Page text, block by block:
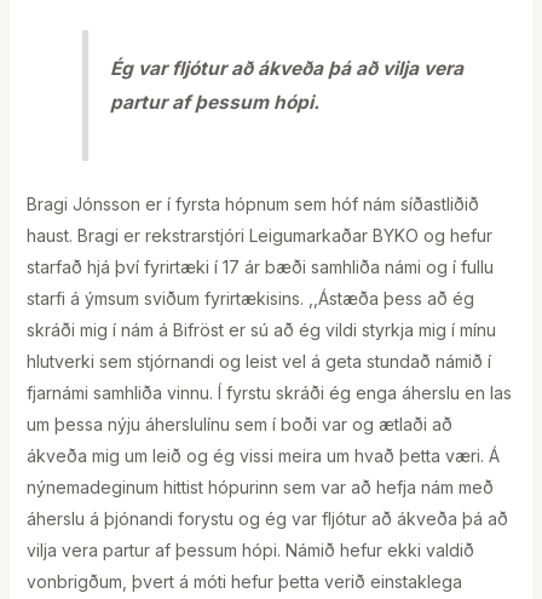
Ég var fljótur að ákveða þá að vilja vera
partur af þessum hópi.
Bragi Jónsson er í fyrsta hópnum sem hóf nám síðastliðið
haust. Bragi er rekstrarstjóri Leigumarkaðar BYKO og hefur
starfað hjá því fyrirtæki í 17 ár bæði samhliða námi og í fullu
starfi á ýmsum sviðum fyrirtækisins. ,,Ástæða þess að ég
skráði mig í nám á Bifröst er sú að ég vildi styrkja mig í mínu
hlutverki sem stjórnandi og leist vel á geta stundað námið í
fjarnámi samhliða vinnu. Í fyrstu skráði ég enga áherslu en las
um þessa nýju áherslulínu sem í boði var og ætlaði að
ákveða mig um leið og ég vissi meira um hvað þetta væri. Á
nýnemadeginum hittist hópurinn sem var að hefja nám með
áherslu á þjónandi forystu og ég var fljótur að ákveða þá að
vilja vera partur af þessum hópi. Námið hefur ekki valdið
vonbrigðum, þvert á móti hefur þetta verið einstaklega